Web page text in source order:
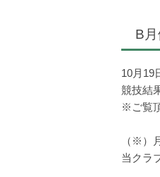
B
10月19
競技結
※ご覧
（※）
当クラ